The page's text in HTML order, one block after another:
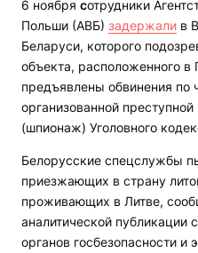
6 ноября сотрудники
Польши (АВБ) задержали в
Беларуси, которого
объекта, расположенного
предъявлены обвинения по
организованной
(шпионаж) Уголовного
Белорусские спецслужбы
приезжающих в страну
проживающих в Литве,
аналитической публикации
органов госбезопасности и